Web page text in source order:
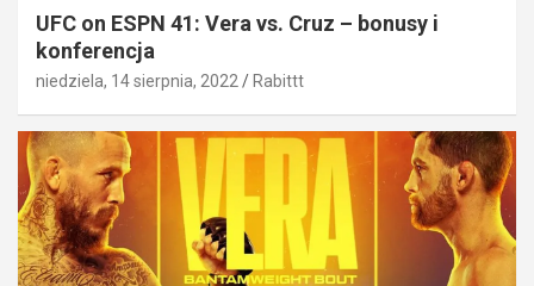
UFC on ESPN 41: Vera vs. Cruz – bonusy i
konferencja
niedziela, 14 sierpnia, 2022 Rabittt